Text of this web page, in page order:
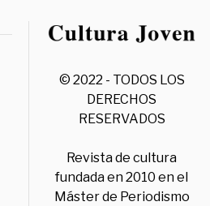
© 2022 - TODOS LOS
DERECHOS
RESERVADOS
Revista de cultura
fundada en 2010 en el
Máster de Periodismo